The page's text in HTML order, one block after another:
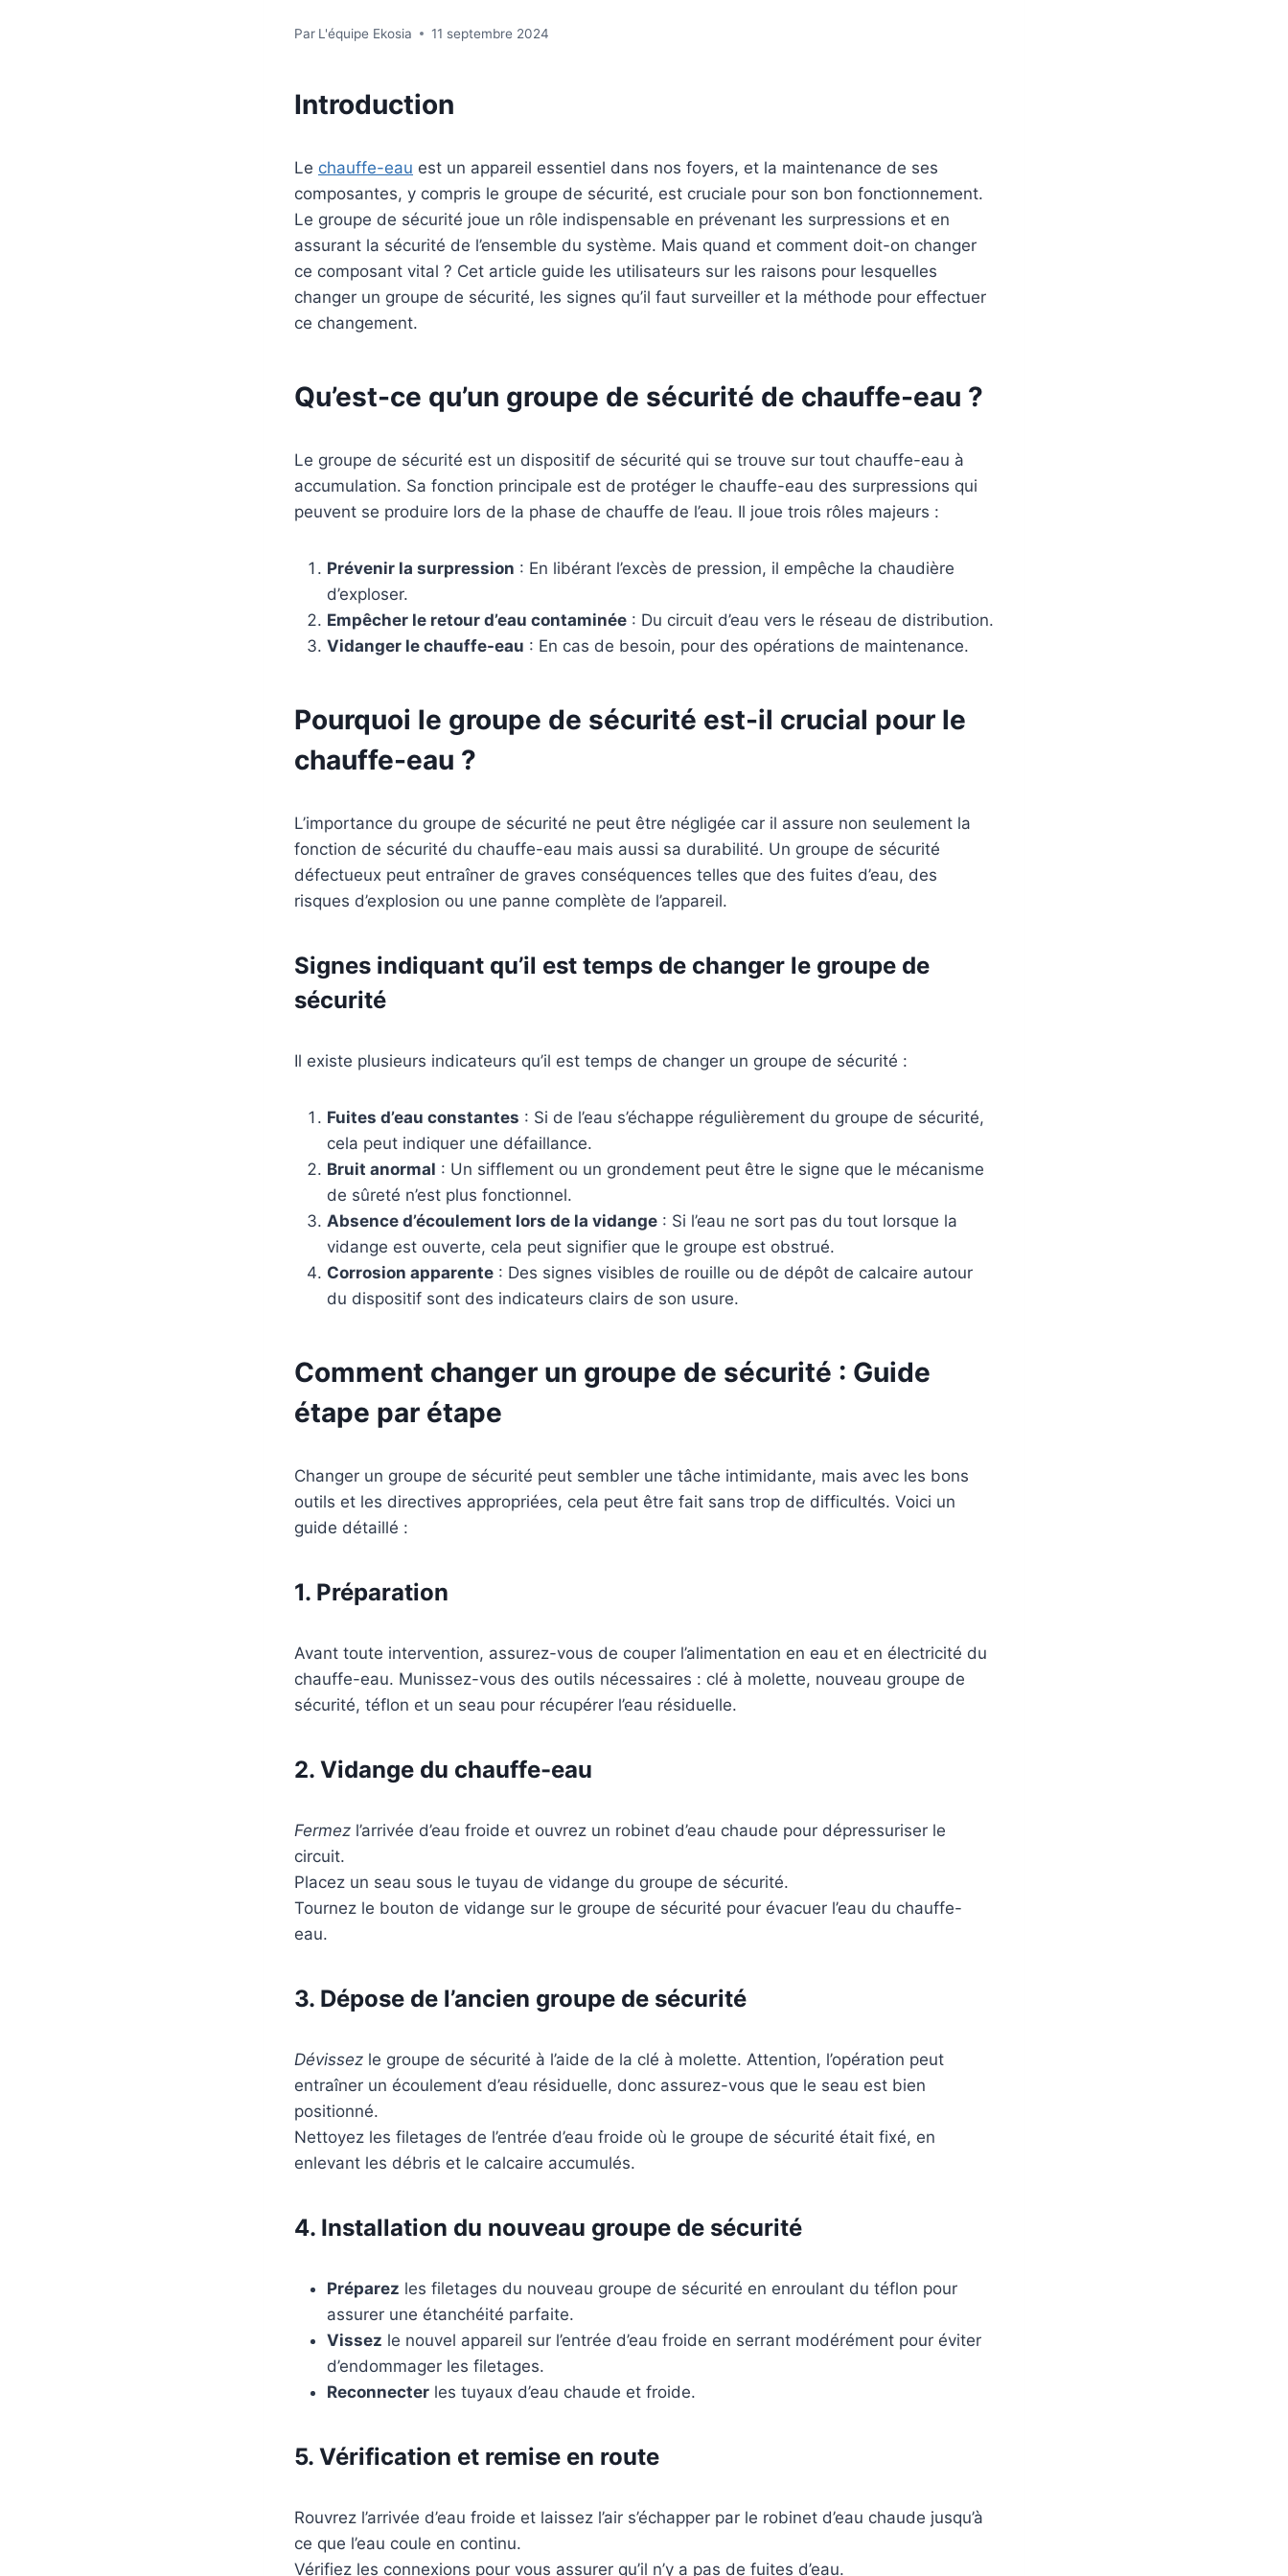
Par L'équipe Ekosia 11 septembre 2024
Introduction
Le chauffe-eau est un appareil essentiel dans nos foyers, et la maintenance de ses
composantes, y compris le groupe de sécurité, est cruciale pour son bon fonctionnement.
Le groupe de sécurité joue un rôle indispensable en prévenant les surpressions et en
assurant la sécurité de l’ensemble du système. Mais quand et comment doit-on changer
ce composant vital ? Cet article guide les utilisateurs sur les raisons pour lesquelles
changer un groupe de sécurité, les signes qu’il faut surveiller et la méthode pour effectuer
ce changement.
Qu’est-ce qu’un groupe de sécurité de chauffe-eau ?
Le groupe de sécurité est un dispositif de sécurité qui se trouve sur tout chauffe-eau à
accumulation. Sa fonction principale est de protéger le chauffe-eau des surpressions qui
peuvent se produire lors de la phase de chauffe de l’eau. Il joue trois rôles majeurs :
Prévenir la surpression : En libérant l’excès de pression, il empêche la chaudière
d’exploser.
Empêcher le retour d’eau contaminée : Du circuit d’eau vers le réseau de distribution.
Vidanger le chauffe-eau : En cas de besoin, pour des opérations de maintenance.
Pourquoi le groupe de sécurité est-il crucial pour le
chauffe-eau ?
L’importance du groupe de sécurité ne peut être négligée car il assure non seulement la
fonction de sécurité du chauffe-eau mais aussi sa durabilité. Un groupe de sécurité
défectueux peut entraîner de graves conséquences telles que des fuites d’eau, des
risques d’explosion ou une panne complète de l’appareil.
Signes indiquant qu’il est temps de changer le groupe de
sécurité
Il existe plusieurs indicateurs qu’il est temps de changer un groupe de sécurité :
Fuites d’eau constantes : Si de l’eau s’échappe régulièrement du groupe de sécurité,
cela peut indiquer une défaillance.
Bruit anormal : Un sifflement ou un grondement peut être le signe que le mécanisme
de sûreté n’est plus fonctionnel.
Absence d’écoulement lors de la vidange : Si l’eau ne sort pas du tout lorsque la
vidange est ouverte, cela peut signifier que le groupe est obstrué.
Corrosion apparente : Des signes visibles de rouille ou de dépôt de calcaire autour
du dispositif sont des indicateurs clairs de son usure.
Comment changer un groupe de sécurité : Guide
étape par étape
Changer un groupe de sécurité peut sembler une tâche intimidante, mais avec les bons
outils et les directives appropriées, cela peut être fait sans trop de difficultés. Voici un
guide détaillé :
1. Préparation
Avant toute intervention, assurez-vous de couper l’alimentation en eau et en électricité du
chauffe-eau. Munissez-vous des outils nécessaires : clé à molette, nouveau groupe de
sécurité, téflon et un seau pour récupérer l’eau résiduelle.
2. Vidange du chauffe-eau
Fermez l’arrivée d’eau froide et ouvrez un robinet d’eau chaude pour dépressuriser le
circuit.
Placez un seau sous le tuyau de vidange du groupe de sécurité.
Tournez le bouton de vidange sur le groupe de sécurité pour évacuer l’eau du chauffe-
eau.
3. Dépose de l’ancien groupe de sécurité
Dévissez le groupe de sécurité à l’aide de la clé à molette. Attention, l’opération peut
entraîner un écoulement d’eau résiduelle, donc assurez-vous que le seau est bien
positionné.
Nettoyez les filetages de l’entrée d’eau froide où le groupe de sécurité était fixé, en
enlevant les débris et le calcaire accumulés.
4. Installation du nouveau groupe de sécurité
Préparez les filetages du nouveau groupe de sécurité en enroulant du téflon pour
assurer une étanchéité parfaite.
Vissez le nouvel appareil sur l’entrée d’eau froide en serrant modérément pour éviter
d’endommager les filetages.
Reconnecter les tuyaux d’eau chaude et froide.
5. Vérification et remise en route
Rouvrez l’arrivée d’eau froide et laissez l’air s’échapper par le robinet d’eau chaude jusqu’à
ce que l’eau coule en continu.
Vérifiez les connexions pour vous assurer qu’il n’y a pas de fuites d’eau.